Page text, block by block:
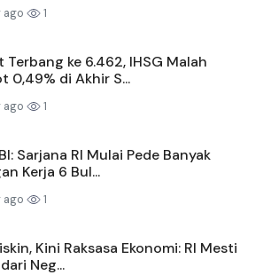
ago 1
Terbang ke 6.462, IHSG Malah
0,49% di Akhir S...
ago 1
Sarjana RI Mulai Pede Banyak
Kerja 6 Bul...
ago 1
Kini Raksasa Ekonomi: RI Mesti
Neg...